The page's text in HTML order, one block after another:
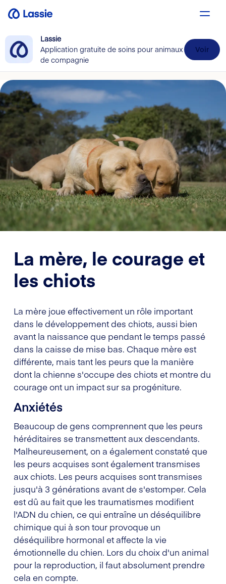
Lassie
Application gratuite de soins pour animaux
de compagnie
Voir
La mère, le courage et
les chiots
La mère joue effectivement un rôle important
dans le développement des chiots, aussi bien
avant la naissance que pendant le temps passé
dans la caisse de mise bas. Chaque mère est
différente, mais tant les peurs que la manière
dont la chienne s'occupe des chiots et montre du
courage ont un impact sur sa progéniture.
Anxiétés
Beaucoup de gens comprennent que les peurs
héréditaires se transmettent aux descendants.
Malheureusement, on a également constaté que
les peurs acquises sont également transmises
aux chiots. Les peurs acquises sont transmises
jusqu'à 3 générations avant de s'estomper. Cela
est dû au fait que les traumatismes modifient
l'ADN du chien, ce qui entraîne un déséquilibre
chimique qui à son tour provoque un
déséquilibre hormonal et affecte la vie
émotionnelle du chien. Lors du choix d'un animal
pour la reproduction, il faut absolument prendre
cela en compte.